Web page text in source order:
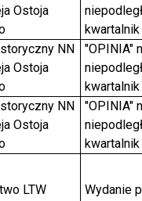
Ostoja
kwartalnik
NN
Ostoja
"OPINIA"
kwartalnik
NN
Ostoja
"OPINIA"
kwartalnik
LTW
Wydanie